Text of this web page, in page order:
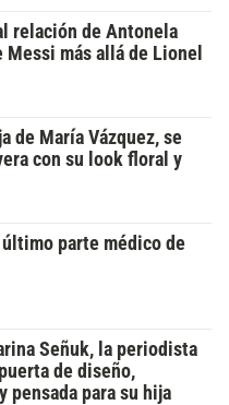
relación de Antonela
Messi más allá de Lionel
de María Vázquez, se
con su look floral y
parte médico de
Señuk, la periodista
de diseño,
pensada para su hija